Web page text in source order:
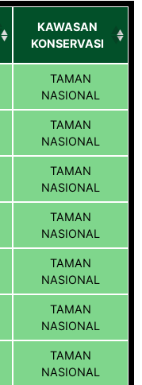
KAWASAN
KONSERVASI
TAMAN
NASIONAL
TAMAN
NASIONAL
TAMAN
NASIONAL
TAMAN
NASIONAL
TAMAN
NASIONAL
TAMAN
NASIONAL
TAMAN
NASIONAL